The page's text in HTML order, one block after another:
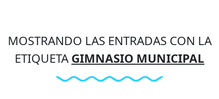
MOSTRANDO LAS ENTRADAS CON LA
ETIQUETAGIMNASIO MUNICIPAL